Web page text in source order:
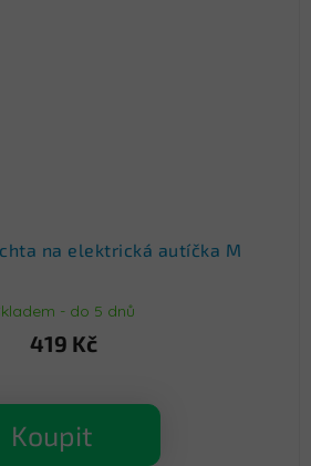
na elektrická autíčka M
- do 5 dnů
419 Kč
Koupit